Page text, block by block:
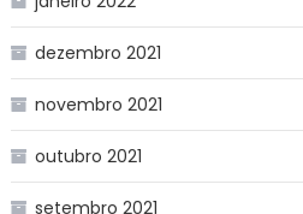
dezembro 2021
novembro 2021
outubro 2021
setembro 2021